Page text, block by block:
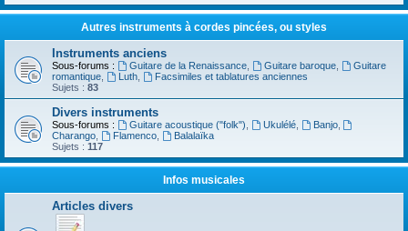
Autres instruments à cordes pincées, ou styles
Instruments anciens
Sous-forums : Guitare de la Renaissance, Guitare baroque,
Guitare
romantique
Luth,
Facsimiles et tablatures anciennes
Sujets : 83
Divers instruments
Sous-forums : Guitare acoustique ("folk") Ukulélé, Banjo,
Charango
Flamenco,
Balalaïka
Sujets : 117
Infos musicales
Articles divers